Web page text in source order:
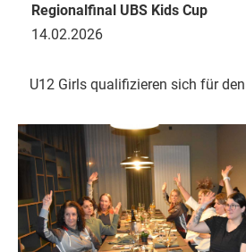
Regionalfinal UBS Kids Cup
14.02.2026
U12 Girls qualifizieren sich für